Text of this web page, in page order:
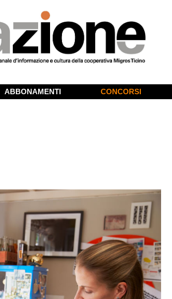
ABBONAMENTI CONCORSI